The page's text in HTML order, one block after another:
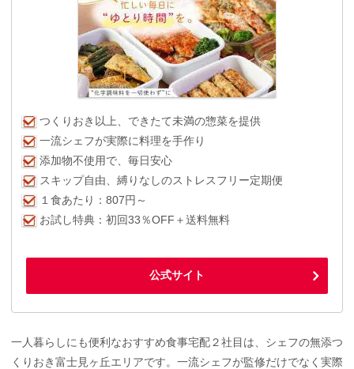
つくりおき以上、できたて未満の惣菜を提供
一流シェフが実際に料理を手作り
添加物不使用で、毎日安心
スキップ自由、縛りなしのストレスフリー定期便
１食あたり：807円～
お試し特典：初回33％OFF＋送料無料
公式サイト
一人暮らしにも便利なおすすめ食事宅配２社目は、シェフの無添つ
くりおき富士見ヶ丘エリアです。一流シェフが監修だけでなく実際